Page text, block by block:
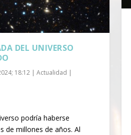
DEL UNIVERSO
18:12 |Actualidad |
podría haberse
de millones de años. Al